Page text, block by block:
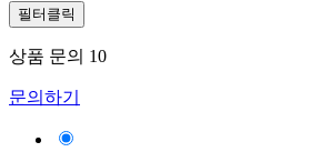
필터클릭
상품 문의 10
문의하기